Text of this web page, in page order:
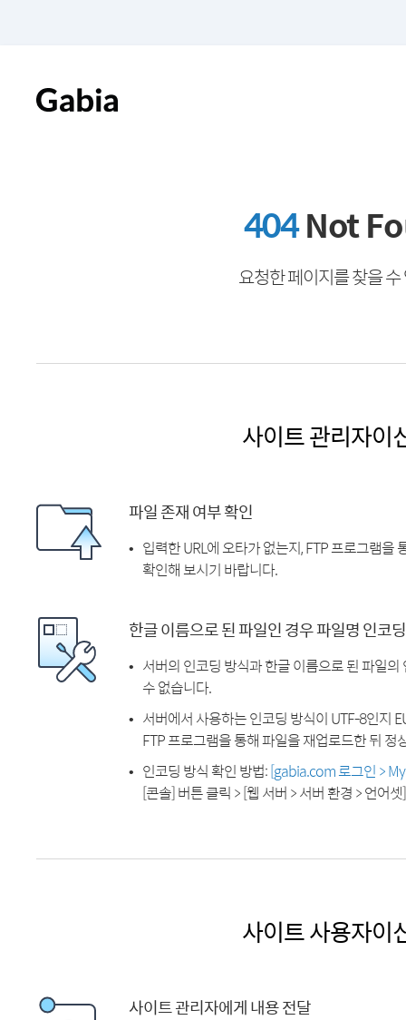
404Not
요청한 페이지를 찾을
사이트 관리자이
파일 존재 여부 확인
입력한 URL에 오타가 없는지, FTP 프로그램
확인해 보시기 바랍니다.
한글 이름으로 된 파일인 경우 파일명 인코
서버의 인코딩 방식과 한글 이름으로 된 파일
수 없습니다.
서버에서 사용하는 인코딩 방식이 UTF-8인지
FTP 프로그램을 통해 파일을 재업로드한 뒤
인코딩 방식 확인 방법:[gabia.com 로그인 >
[콘솔] 버튼 클릭 > [웹 서버 > 서버 환경 > 언어
사이트 사용자이
사이트 관리자에게 내용 전달